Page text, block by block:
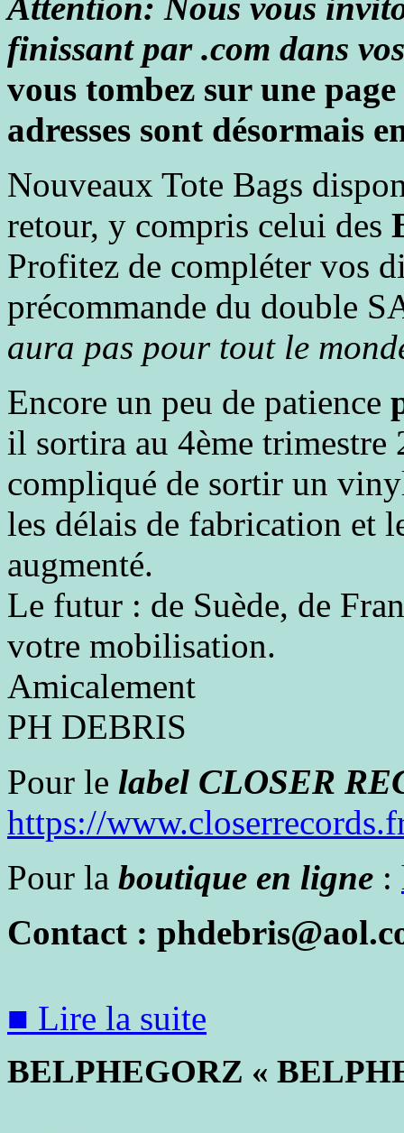
Attention: Nous vous
finissant par .com dans
vous tombez sur une
adresses sont désormais
Nouveaux Tote Bags
retour, y compris celui des
Profitez de compléter vos
précommande du double
aura pas pour tout le
Encore un peu de patience
il sortira au 4ème trimestre
compliqué de sortir un
les délais de fabrication et
augmenté.
Le futur : de Suède, de
votre mobilisation.
Amicalement
PH DEBRIS
Pour le label CLOSER
https://
Pour la boutique en ligne :
Contact :
■ Lire la suite
BELPHEGORZ «